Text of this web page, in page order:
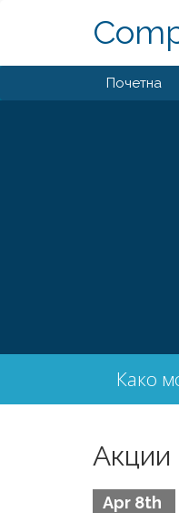
Почетна
Како
Акции
Apr 8th